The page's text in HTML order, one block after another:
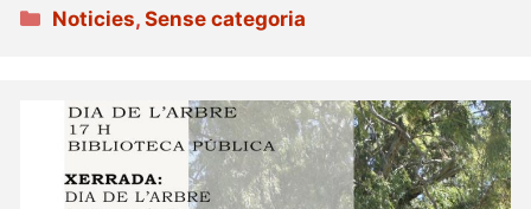
Categories
Noticies,Sense categoria